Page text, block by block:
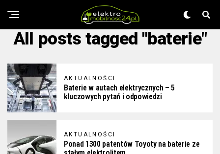
All posts tagged "baterie"
AKTUALNOŚCI
Baterie w autach elektrycznych – 5
kluczowych pytań i odpowiedzi
AKTUALNOŚCI
Ponad 1300 patentów Toyoty na baterie ze